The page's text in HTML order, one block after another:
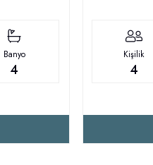
Banyo
4
Kişilik
4